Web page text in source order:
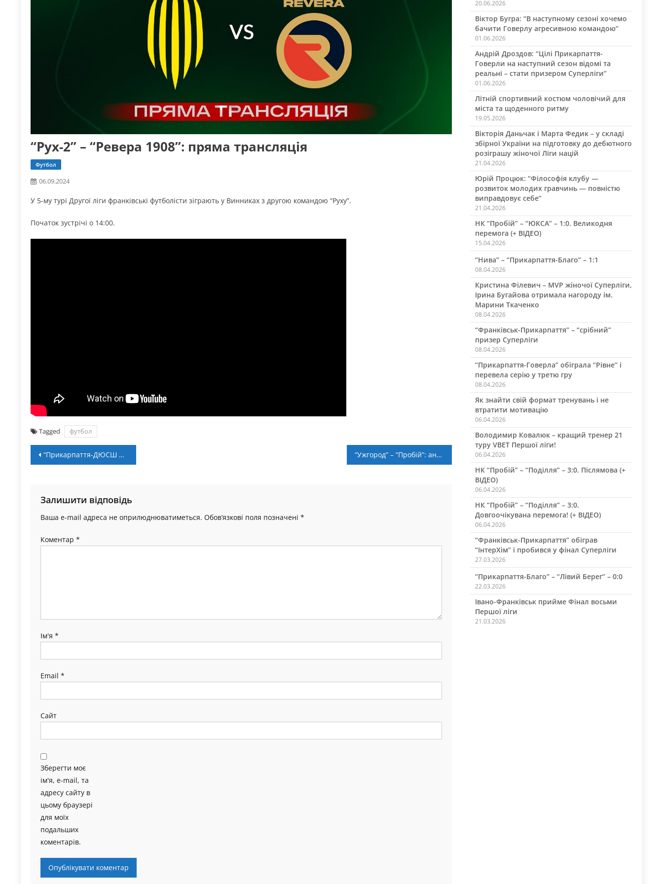
“Рух-2” – “Ревера 1908”: пряма трансляція
Футбол
06.09.2024
У 5-му турі Другої ліги франківські футболісти зіграють у Винниках з другою командою “Руху”.
Початок зустрічі о 14:00.
Tagged футбол
Навігація
“Прикарпаття-ДЮСШ №3”: заявка команди на Першу лігу “Ужгород” – “Пробій”: анонс матчу та пряма трансляція
Залишити відповідь
Ваша e-mail адреса не оприлюднюватиметься. Обов’язкові поля позначені *
Коментар *
Ім'я *
Email *
Сайт
Зберегти моє
ім'я, e-mail, та
адресу сайту в
цьому браузері
для моїх
подальших
коментарів.
20.06.2026
Віктор Бугра: “В наступному сезоні хочемо
бачити Говерлу агресивною командою”
01.06.2026
Андрій Дроздов: “Цілі Прикарпаття-
Говерли на наступний сезон відомі та
реальні – стати призером Суперліги”
01.06.2026
Літній спортивний костюм чоловічий для
міста та щоденного ритму
19.05.2026
Вікторія Даньчак і Марта Федик – у складі
збірної України на підготовку до дебютного
розіграшу жіночої Ліги націй
21.04.2026
Юрій Процюк: “Філософія клубу —
розвиток молодих гравчинь — повністю
виправдовує себе”
21.04.2026
НК “Пробій” – “ЮКСА” – 1:0. Великодня
перемога (+ ВІДЕО)
15.04.2026
“Нива” – “Прикарпаття-Благо” – 1:1
08.04.2026
Кристина Філевич – MVP жіночої Суперліги,
Ірина Бугайова отримала нагороду ім.
Марини Ткаченко
08.04.2026
“Франківськ-Прикарпаття” – “срібний”
призер Суперліги
08.04.2026
“Прикарпаття-Говерла” обіграла “Рівне” і
перевела серію у третю гру
08.04.2026
Як знайти свій формат тренувань і не
втратити мотивацію
06.04.2026
Володимир Ковалюк – кращий тренер 21
туру VBET Першої ліги!
06.04.2026
НК “Пробій” – “Поділля” – 3:0. Післямова (+
ВІДЕО)
06.04.2026
НК “Пробій” – “Поділля” – 3:0.
Довгоочікувана перемога! (+ ВІДЕО)
06.04.2026
“Франківськ-Прикарпаття” обіграв
“ІнтерХім” і пробився у фінал Суперліги
27.03.2026
“Прикарпаття-Благо” – “Лівий Берег” – 0:0
22.03.2026
Івано-Франківськ прийме Фінал восьми
Першої ліги
21.03.2026